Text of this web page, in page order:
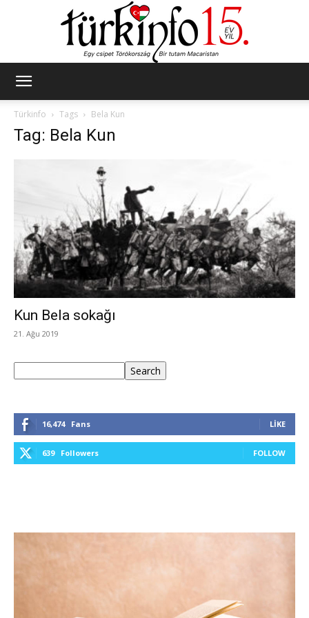
Türkinfo
Tags Bela Kun
Tag: Bela Kun
Kun Bela sokağı
21. Ağu 2019
Search
16,474 Fans LIKE
639 Followers FOLLOW